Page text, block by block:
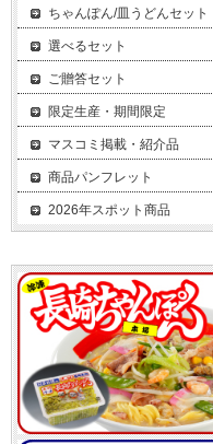
ちゃんぽん/皿うどんセット
選べるセット
ご贈答セット
限定生産・期間限定
マスコミ掲載・紹介品
商品パンフレット
2026年スポット商品